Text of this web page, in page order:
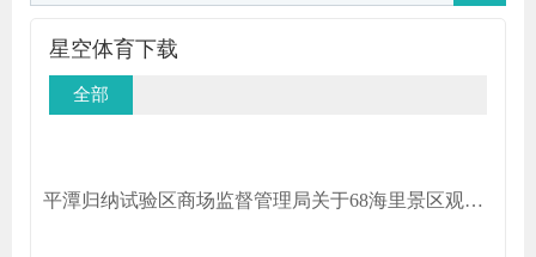
星空体育下载
全部
平潭归纳试验区商场监督管理局关于68海里景区观光车车票收费规范的告诉